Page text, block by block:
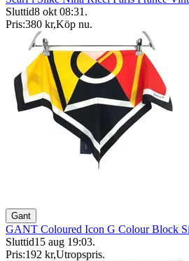
Sluttid8 okt 08:31 .
Pris:380 kr,Köp nu.
Gant
GANT Coloured Icon G Colour Block
Sluttid15 aug 19:03.
Pris:192 kr,Utropspris.